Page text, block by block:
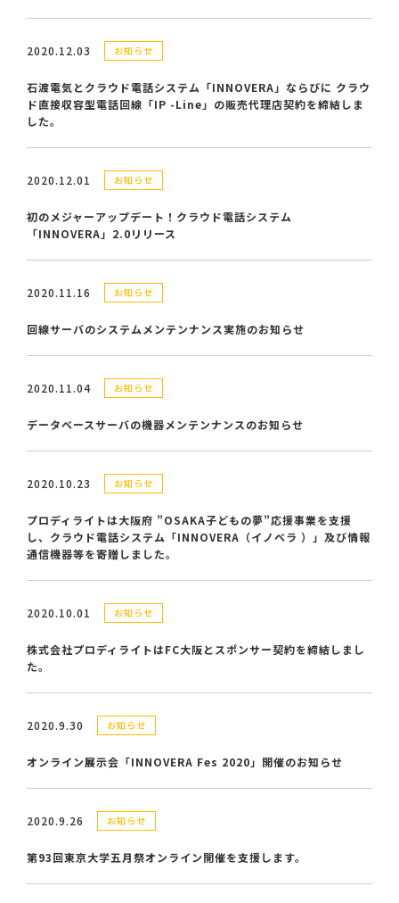
2020.12.03 お知らせ
石渡電気とクラウド電話システム「INNOVERA」ならびに クラウ
ド直接収容型電話回線「IP -Line」の販売代理店契約を締結しま
した。
2020.12.01 お知らせ
初のメジャーアップデート！クラウド電話システム
「INNOVERA」2.0リリース
2020.11.16 お知らせ
回線サーバのシステムメンテンナンス実施のお知らせ
2020.11.04 お知らせ
データベースサーバの機器メンテンナンスのお知らせ
2020.10.23 お知らせ
プロディライトは大阪府 ”OSAKA子どもの夢”応援事業を支援
し、クラウド電話システム「INNOVERA（イノベラ ）」及び情報
通信機器等を寄贈しました。
2020.10.01 お知らせ
株式会社プロディライトはFC大阪とスポンサー契約を締結しまし
た。
2020.9.30 お知らせ
オンライン展示会「INNOVERA Fes 2020」開催のお知らせ
2020.9.26 お知らせ
第93回東京大学五月祭オンライン開催を支援します。